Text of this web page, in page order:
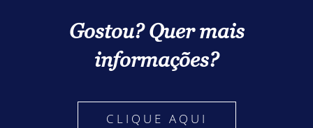
Gostou? Quer mais
informações?
CLIQUE AQUI